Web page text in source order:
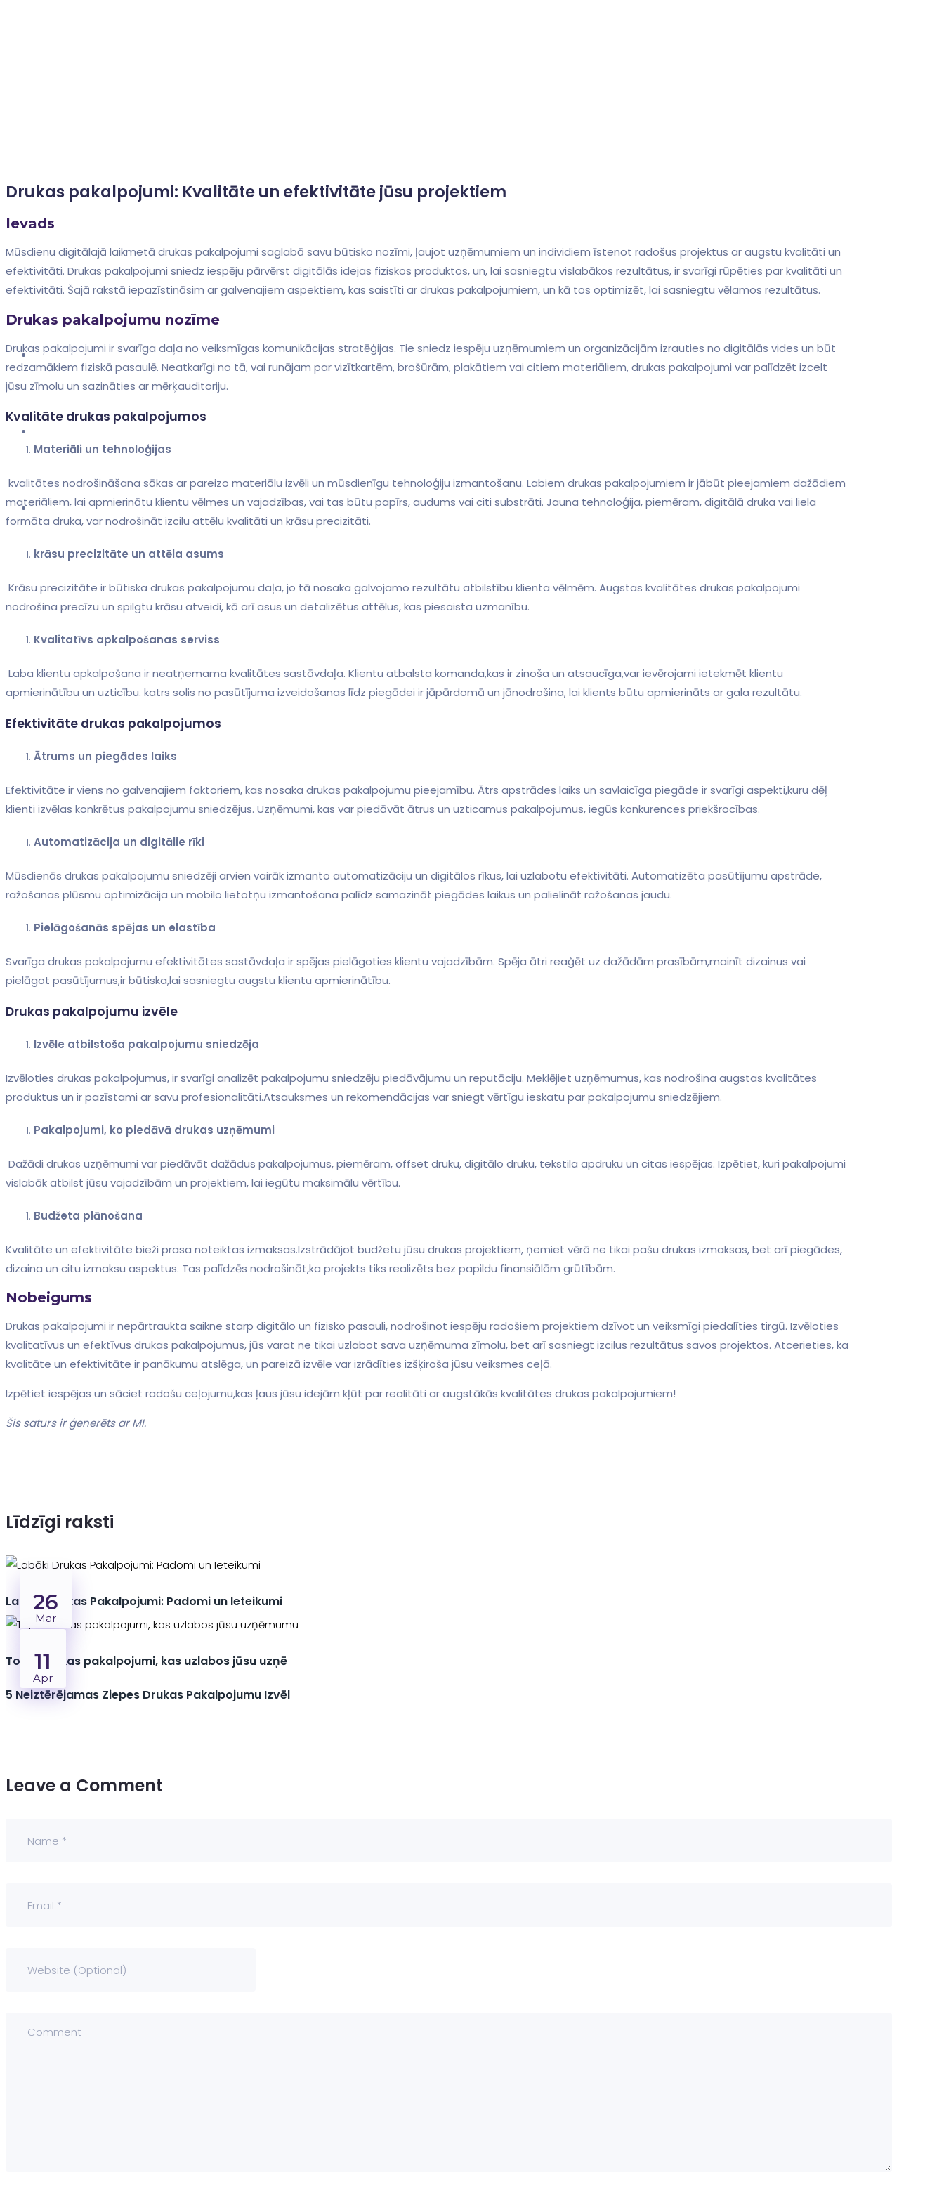
KATALOGS
KONTAKTI
Drukas pakalpojumi: Kvalitāte un efektivitāte jūsu projektiem
Ievads
Mūsdienu digitālajā laikmetā drukas pakalpojumi saglabā savu būtisko nozīmi, ļaujot uzņēmumiem‌ un individiem īstenot radošus projektus​ ar augstu kvalitāti un
efektivitāti. Drukas pakalpojumi sniedz iespēju pārvērst digitālās idejas fiziskos produktos, un, lai sasniegtu vislabākos rezultātus, ir svarīgi rūpēties par kvalitāti un
⁣efektivitāti. Šajā rakstā⁢ iepazīstināsim ar galvenajiem aspektiem, kas saistīti ar drukas pakalpojumiem, un kā tos optimizēt, lai sasniegtu‍ vēlamos rezultātus.
Drukas pakalpojumu nozīme
Drukas pakalpojumi ir svarīga daļa⁣ no veiksmīgas komunikācijas⁢ stratēģijas. Tie sniedz iespēju uzņēmumiem un organizācijām izrauties no digitālās vides un ‍būt
redzamākiem fiziskā pasaulē. Neatkarīgi no tā, vai runājam par​ vizītkartēm, brošūrām, plakātiem vai citiem‍ materiāliem, drukas pakalpojumi var palīdzēt izcelt
jūsu zīmolu un sazināties ‌ar mērķauditoriju.
Kvalitāte ⁣drukas pakalpojumos
Materiāli un​ tehnoloģijas
materiāliem, lai apmierinātu‌ klientu vēlmes un vajadzības, ⁤vai tas būtu papīrs, audums vai citi substrāti. Jauna tehnoloģija, piemēram, digitālā druka​ vai liela
formāta druka, var nodrošināt ⁣izcilu attēlu kvalitāti un krāsu precizitāti.
krāsu ‌precizitāte ⁣un ​attēla asums
‍ Krāsu precizitāte ir būtiska drukas pakalpojumu daļa, jo tā nosaka galvojamo rezultātu atbilstību klienta vēlmēm. Augstas kvalitātes drukas pakalpojumi
nodrošina precīzu un spilgtu krāsu atveidi, kā ​arī asus un detalizētus attēlus, kas piesaista‌ uzmanību.
Kvalitatīvs ​apkalpošanas‍ serviss
apmierinātību un ‍uzticību. katrs solis no pasūtījuma izveidošanas līdz piegādei ir jāpārdomā un jānodrošina, lai klients būtu apmierināts ar gala rezultātu.
Efektivitāte drukas pakalpojumos
Ātrums un piegādes laiks
‍Efektivitāte ir viens no galvenajiem faktoriem, kas nosaka ⁣drukas pakalpojumu pieejamību. Ātrs‌ apstrādes ‌laiks un savlaicīga piegāde ir ⁢svarīgi⁢ aspekti,kuru dēļ
klienti izvēlas konkrētus pakalpojumu sniedzējus. Uzņēmumi,​ kas var piedāvāt ātrus un uzticamus‍ pakalpojumus, iegūs konkurences ⁣priekšrocības.
Automatizācija un digitālie ‍rīki
Mūsdienās drukas pakalpojumu sniedzēji arvien vairāk​ izmanto automatizāciju un digitālos ‍rīkus, lai uzlabotu efektivitāti. ⁣Automatizēta pasūtījumu apstrāde,
ražošanas plūsmu‌ optimizācija un ⁤mobilo lietotņu izmantošana palīdz‍ samazināt ​piegādes laikus un ⁢palielināt ražošanas jaudu.
Pielāgošanās spējas un ⁢elastība
Svarīga drukas pakalpojumu efektivitātes sastāvdaļa ir spējas pielāgoties klientu vajadzībām. Spēja ātri ​reaģēt uz⁢ dažādām prasībām,mainīt dizainus‍ vai
pielāgot pasūtījumus,ir būtiska,lai sasniegtu augstu⁤ klientu apmierinātību.
Drukas pakalpojumu ⁢izvēle
Izvēle atbilstoša pakalpojumu sniedzēja
Izvēloties drukas pakalpojumus, ir svarīgi analizēt pakalpojumu sniedzēju piedāvājumu un​ reputāciju. Meklējiet uzņēmumus,⁣ kas nodrošina augstas kvalitātes
produktus un ir pazīstami‌ ar savu‍ profesionalitāti.Atsauksmes un rekomendācijas var sniegt ⁢vērtīgu ieskatu par pakalpojumu sniedzējiem.
Pakalpojumi,‌ ko piedāvā drukas‌ uzņēmumi
vislabāk atbilst jūsu ‌vajadzībām un projektiem, ⁢lai ​iegūtu maksimālu vērtību.
Budžeta plānošana
‍Kvalitāte un efektivitāte bieži prasa noteiktas ‌izmaksas.Izstrādājot budžetu jūsu drukas projektiem, ņemiet vērā ne tikai ⁤pašu drukas ‍izmaksas, bet‍ arī piegādes,
dizaina⁤ un citu izmaksu aspektus. Tas‌ palīdzēs nodrošināt,ka projekts tiks realizēts bez⁤ papildu finansiālām grūtībām.
Nobeigums
Drukas pakalpojumi ir nepārtraukta saikne starp digitālo un fizisko pasauli, nodrošinot iespēju radošiem projektiem dzīvot un⁤ veiksmīgi piedalīties tirgū. Izvēloties⁣
kvalitatīvus un efektīvus drukas pakalpojumus, jūs varat ne tikai ⁢uzlabot sava uzņēmuma zīmolu, bet arī sasniegt izcilus rezultātus savos projektos. Atcerieties, ka⁤
kvalitāte un⁤ efektivitāte ir panākumu‍ atslēga, un‌ pareizā ⁣izvēle var izrādīties izšķiroša jūsu veiksmes ceļā.
Izpētiet iespējas⁤ un sāciet radošu ceļojumu,kas ļaus jūsu idejām kļūt par ⁣realitāti ar ‌augstākās kvalitātes drukas pakalpojumiem!
Šis saturs ir‌ ģenerēts ar MI.
Līdzīgi raksti
26
Mar
Labāki Drukas Pakalpojumi: Padomi un Ieteikumi
11
Apr
Top 5 drukas pakalpojumi, kas uzlabos jūsu uzņē
5 Neiztērējamas Ziepes Drukas Pakalpojumu Izvēl
Leave a Comment